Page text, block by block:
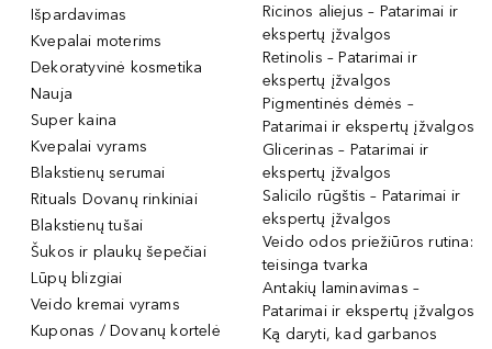
Išpardavimas
Kvepalai moterims
Dekoratyvinė kosmetika
Nauja
Super kaina
Kvepalai vyrams
Blakstienų serumai
Rituals Dovanų rinkiniai
Blakstienų tušai
Šukos ir plaukų šepečiai
Lūpų blizgiai
Veido kremai vyrams
Kuponas / Dovanų kortelė
Ricinos aliejus – Patarimai ir
ekspertų įžvalgos
Retinolis – Patarimai ir
ekspertų įžvalgos
Pigmentinės dėmės –
Patarimai ir ekspertų įžvalgos
Glicerinas – Patarimai ir
ekspertų įžvalgos
Salicilo rūgštis – Patarimai ir
ekspertų įžvalgos
Veido odos priežiūros rutina:
teisinga tvarka
Antakių laminavimas –
Patarimai ir ekspertų įžvalgos
Ką daryti, kad garbanos